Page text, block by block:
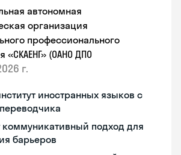
автономная
организация
профессионального
«СКАЕНГ» (ОАНО ДПО
г.
иностранных языков с
коммуникативный подход для
барьеров